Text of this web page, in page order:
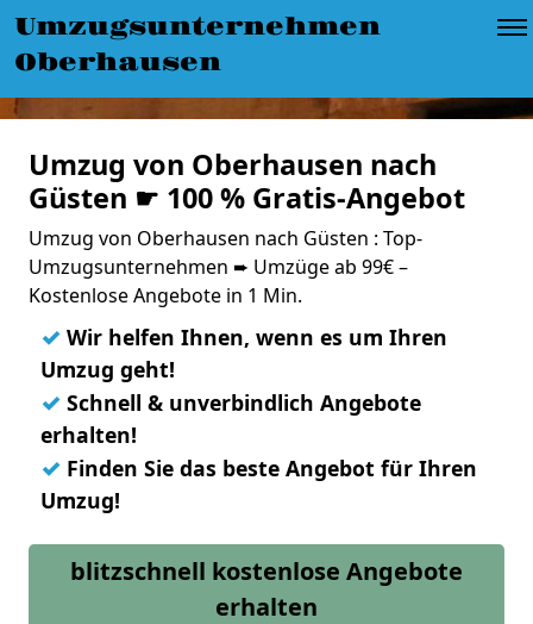
Umzugsunternehmen
Oberhausen
Umzug von Oberhausen nach
Güsten ☛ 100 % Gratis-Angebot
Umzug von Oberhausen nach Güsten : Top-
Umzugsunternehmen ➨ Umzüge ab 99€ –
Kostenlose Angebote in 1 Min.
✓ Wir helfen Ihnen, wenn es um Ihren
Umzug geht!
✓ Schnell & unverbindlich Angebote
erhalten!
✓ Finden Sie das beste Angebot für Ihren
Umzug!
blitzschnell kostenlose Angebote
erhalten